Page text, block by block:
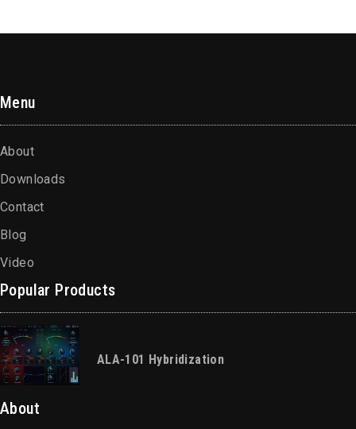
Menu
About
Downloads
Contact
Blog
Video
Popular Products
ALA-101 Hybridization
About